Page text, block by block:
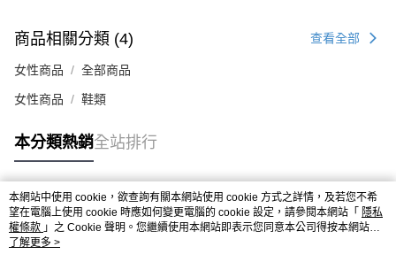
商品相關分類 (4) 查看全部
女性商品 全部商品
女性商品 鞋類
本分類熱銷全站排行
熱門標籤
本網站中使用 cookie，欲查詢有關本網站使用 cookie 方式之詳情，及若您不希
望在電腦上使用 cookie 時應如何變更電腦的 cookie 設定，請參閱本網站「 隱私
權條款 」之 Cookie 聲明。您繼續使用本網站即表示您同意本公司得按本網站使
用條款之 Cookie 聲明使用 cookie。
了解更多 >